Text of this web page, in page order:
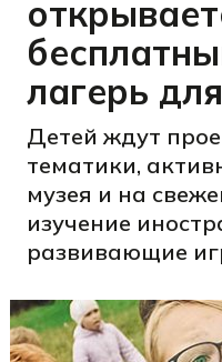
лагерь
Детей ждут
тематики,
музея и на
изучение
развивающие